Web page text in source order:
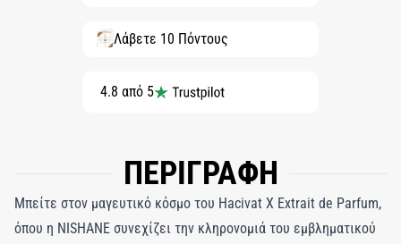
Λάβετε 10 Πόντους
4.8 από 5
ΠΕΡΙΓΡΑΦΗ
Μπείτε στον μαγευτικό κόσμο του Hacivat X Extrait de Parfum,
όπου η NISHANE συνεχίζει την κληρονομιά του εμβληματικού